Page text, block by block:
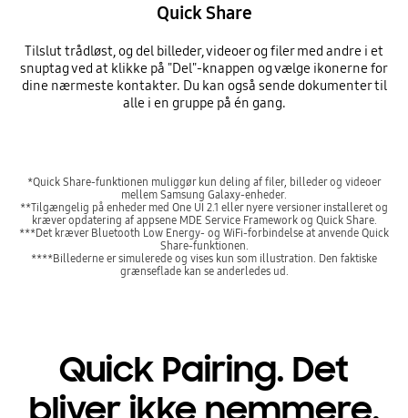
Quick Share
Tilslut trådløst, og del billeder, videoer og filer med andre i et
snuptag ved at klikke på "Del"-knappen og vælge ikonerne for
dine nærmeste kontakter. Du kan også sende dokumenter til
alle i en gruppe på én gang.
*Quick Share-funktionen muliggør kun deling af filer, billeder og videoer
mellem Samsung Galaxy-enheder.
**Tilgængelig på enheder med One UI 2.1 eller nyere versioner installeret og
kræver opdatering af appsene MDE Service Framework og Quick Share.
***Det kræver Bluetooth Low Energy- og WiFi-forbindelse at anvende Quick
Share-funktionen.
****Billederne er simulerede og vises kun som illustration. Den faktiske
grænseflade kan se anderledes ud.
Quick Pairing. Det